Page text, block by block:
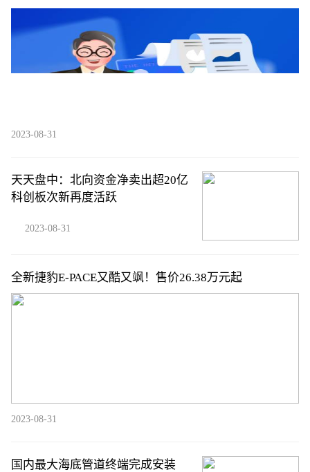
比"一览
2023-08-31
天天盘中：北向资金净卖出超20亿
科创板次新再度活跃
2023-08-31
全新捷豹E-PACE又酷又飒！售价26.38万元起
2023-08-31
国内最大海底管道终端完成安装